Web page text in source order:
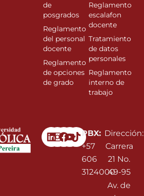
Linkedin
Instagram
Facebook
Youtube
PBX:
+57
606
3124000
Dirección:
Carrera
21 No.
49-95
Av. de
de
posgrados
Reglamento
del personal
docente
Reglamento
de opciones
de grado
Reglamento
escalafon
docente
Tratamiento
de datos
personales
Reglamento
interno de
trabajo